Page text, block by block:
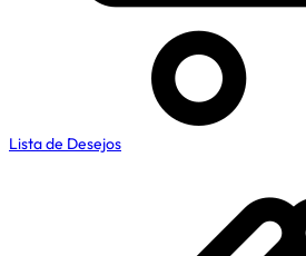
Lista de Desejos